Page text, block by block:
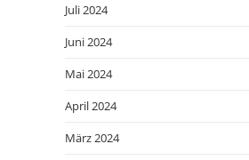
Juli 2024
Juni 2024
Mai 2024
April 2024
März 2024